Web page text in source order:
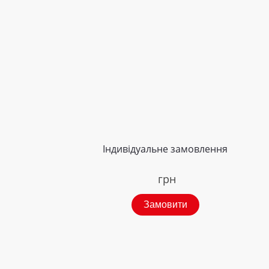
Індивідуальне замовлення
грн
Замовити